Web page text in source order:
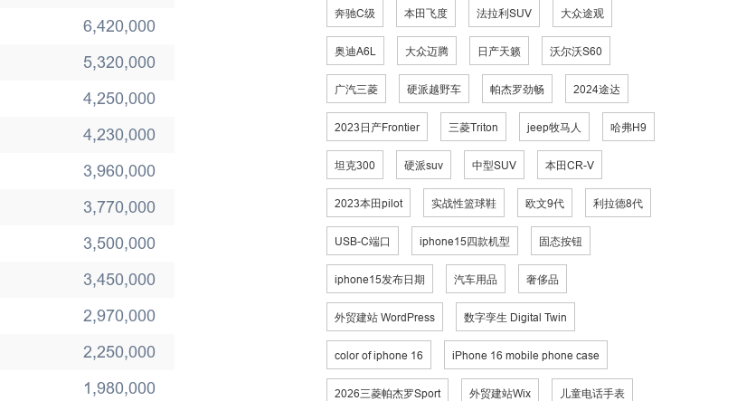
6,420,000
5,320,000
4,250,000
4,230,000
3,960,000
3,770,000
3,500,000
3,450,000
2,970,000
2,250,000
1,980,000
奔驰C级 本田飞度 法拉利SUV 大众途观
奥迪A6L 大众迈腾 日产天籁 沃尔沃S60
广汽三菱 硬派越野车 帕杰罗劲畅 2024途达
2023日产Frontier 三菱Triton jeep牧马人 哈弗H9
坦克300 硬派suv 中型SUV 本田CR-V
2023本田pilot 实战性篮球鞋 欧文9代 利拉德8代
USB-C端口 iphone15四款机型 固态按钮
iphone15发布日期 汽车用品 奢侈品
外贸建站 WordPress 数字孪生 Digital Twin
color of iphone 16 iPhone 16 mobile phone case
2026三菱帕杰罗Sport 外贸建站Wix 儿童电话手表